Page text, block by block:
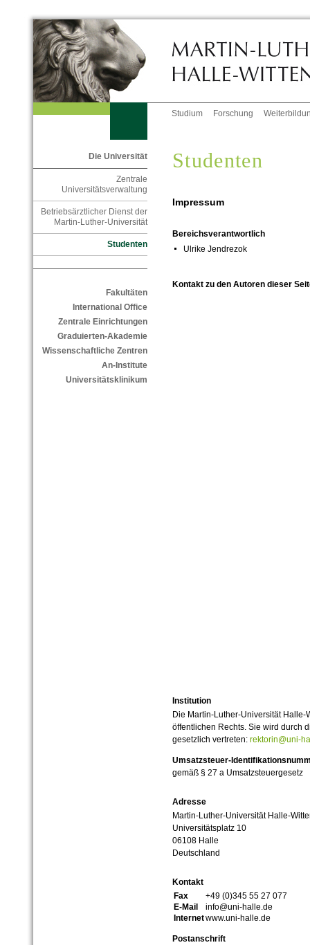
Studium Forschung
Die Universität
Zentrale
Universitätsverwaltung
Betriebsärztlicher Dienst der
Martin-Luther-Universität
Studenten
Fakultäten
International Office
Zentrale Einrichtungen
Graduierten-Akademie
Wissenschaftliche Zentren
An-Institute
Universitätsklinikum
Studenten
Impressum
Bereichsverantwortlich
Ulrike Jendrezok
Kontakt zu den Autoren dieser
Institution
Die Martin-Luther-Universität
öffentlichen Rechts. Sie wird durch
gesetzlich vertreten: rektorin@uni-
Umsatzsteuer-
gemäß § 27 a Umsatzsteuergesetz
Adresse
Martin-Luther-Universität Halle-
Universitätsplatz 10
06108 Halle
Deutschland
Kontakt
Fax
+49 (0)345 55 27 077
E-Mail
info@uni-halle.de
Internetwww.uni-halle.de
Postanschrift